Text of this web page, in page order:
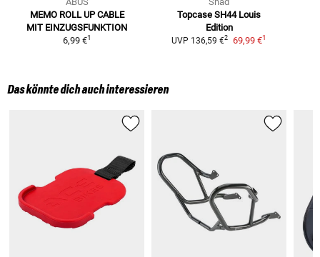
MEMO ROLL UP CABLE
MIT EINZUGSFUNKTION
6,99 €1
Topcase SH44 Louis
Edition
UVP 136,59 €2 69,99 €1
Das könnte dich auch interessieren